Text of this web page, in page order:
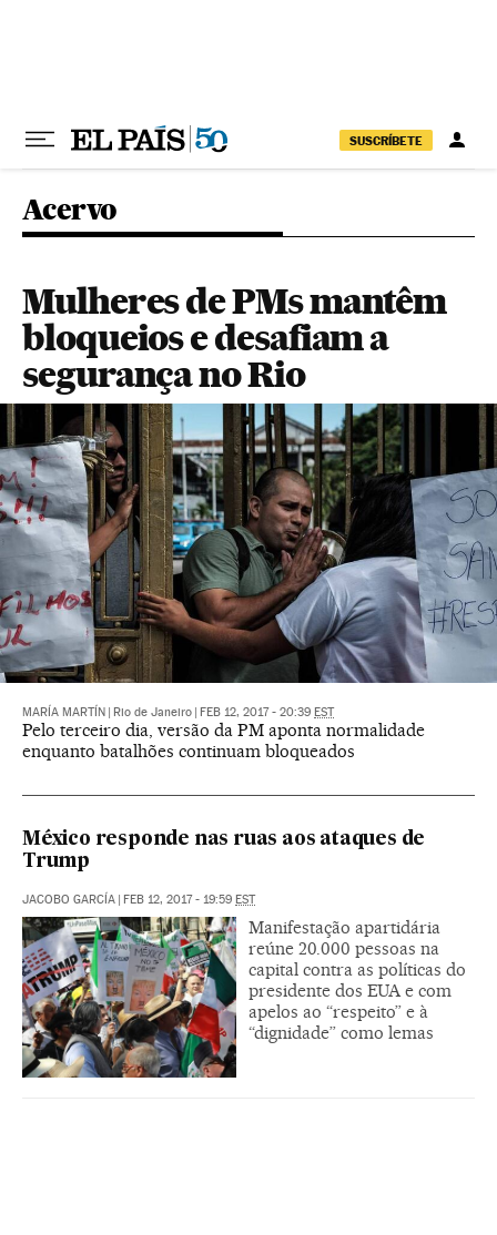
SUSCRÍBETE
Acervo
Mulheres de PMs mantêm
bloqueios e desafiam a
segurança no Rio
MARÍA MARTÍN Rio de Janeiro FEB 12, 2017 - 20:39 EST
Pelo terceiro dia, versão da PM aponta normalidade
enquanto batalhões continuam bloqueados
México responde nas ruas aos ataques de
Trump
JACOBO GARCÍA FEB 12, 2017 - 19:59 EST
Manifestação apartidária
reúne 20.000 pessoas na
capital contra as políticas do
presidente dos EUA e com
apelos ao “respeito” e à
“dignidade” como lemas